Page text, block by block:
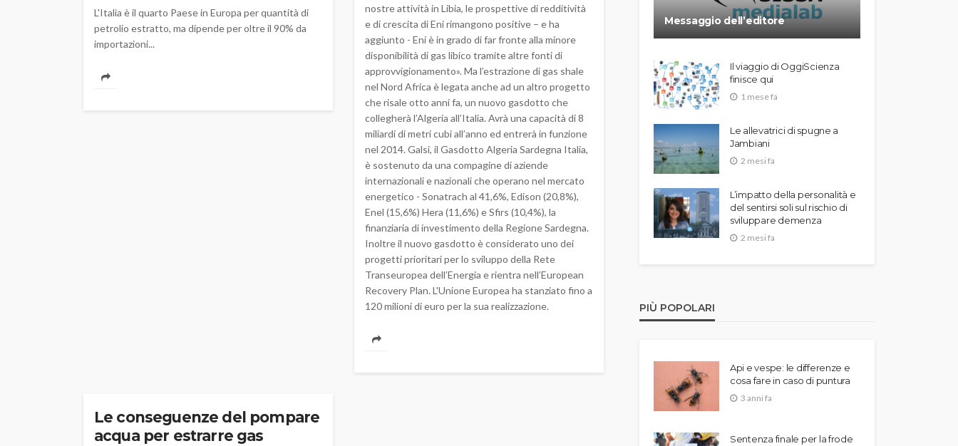
L'Italia è il quarto Paese in Europa per quantità di
petrolio estratto, ma dipende per oltre il 90% da
importazioni...
nostre attività in Libia, le prospettive di redditività
e di crescita di Eni rimangono positive – e ha
aggiunto - Eni è in grado di far fronte alla minore
disponibilità di gas libico tramite altre fonti di
approvvigionamento». Ma l’estrazione di gas shale
nel Nord Africa è legata anche ad un altro progetto
che risale otto anni fa, un nuovo gasdotto che
collegherà l’Algeria all’Italia. Avrà una capacità di 8
miliardi di metri cubi all’anno ed entrerà in funzione
nel 2014. Galsi, il Gasdotto Algeria Sardegna Italia,
è sostenuto da una compagine di aziende
internazionali e nazionali che operano nel mercato
energetico - Sonatrach al 41,6%, Edison (20,8%),
Enel (15,6%) Hera (11,6%) e Sfirs (10,4%), la
finanziaria di investimento della Regione Sardegna.
Inoltre il nuovo gasdotto è considerato uno dei
progetti prioritari per lo sviluppo della Rete
Transeuropea dell’Energia e rientra nell’European
Recovery Plan. L'Unione Europea ha stanziato fino a
120 milioni di euro per la sua realizzazione.
Le conseguenze del pompare
acqua per estrarre gas
Messaggio dell’editore
Il viaggio di OggiScienza
finisce qui
1 mese fa
Le allevatrici di spugne a
Jambiani
2 mesi fa
L’impatto della personalità e
del sentirsi soli sul rischio di
sviluppare demenza
2 mesi fa
PIÙ POPOLARI
Api e vespe: le differenze e
cosa fare in caso di puntura
3 anni fa
Sentenza finale per la frode